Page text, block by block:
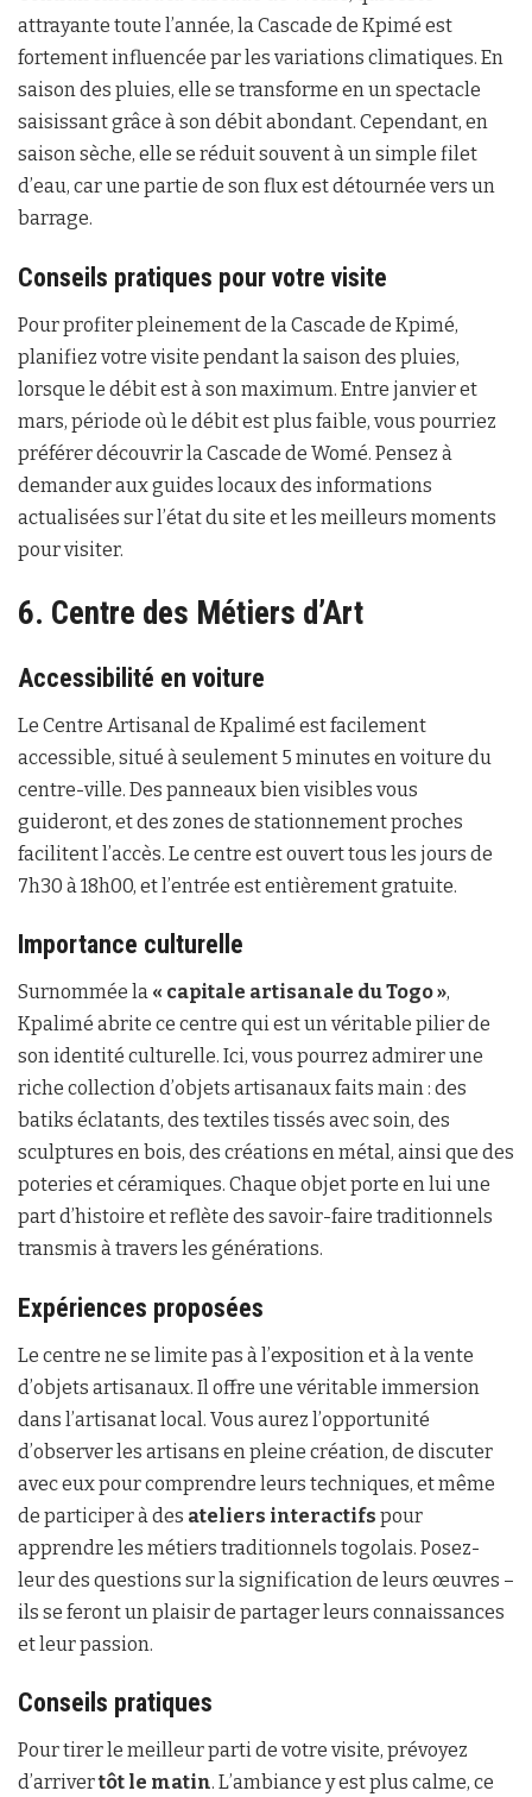
attrayante toute l’année, la Cascade de Kpimé est
fortement influencée par les variations climatiques. En
saison des pluies, elle se transforme en un spectacle
saisissant grâce à son débit abondant. Cependant, en
saison sèche, elle se réduit souvent à un simple filet
d’eau, car une partie de son flux est détournée vers un
barrage.
Conseils pratiques pour votre visite
Pour profiter pleinement de la Cascade de Kpimé,
planifiez votre visite pendant la saison des pluies,
lorsque le débit est à son maximum. Entre janvier et
mars, période où le débit est plus faible, vous pourriez
préférer découvrir la Cascade de Womé. Pensez à
demander aux guides locaux des informations
actualisées sur l’état du site et les meilleurs moments
pour visiter.
6. Centre des Métiers d’Art
Accessibilité en voiture
Le Centre Artisanal de Kpalimé est facilement
accessible, situé à seulement 5 minutes en voiture du
centre-ville. Des panneaux bien visibles vous
guideront, et des zones de stationnement proches
facilitent l’accès. Le centre est ouvert tous les jours de
7h30 à 18h00, et l’entrée est entièrement gratuite.
Importance culturelle
Surnommée la « capitale artisanale du Togo »,
Kpalimé abrite ce centre qui est un véritable pilier de
son identité culturelle. Ici, vous pourrez admirer une
riche collection d’objets artisanaux faits main : des
batiks éclatants, des textiles tissés avec soin, des
sculptures en bois, des créations en métal, ainsi que des
poteries et céramiques. Chaque objet porte en lui une
part d’histoire et reflète des savoir-faire traditionnels
transmis à travers les générations.
Expériences proposées
Le centre ne se limite pas à l’exposition et à la vente
d’objets artisanaux. Il offre une véritable immersion
dans l’artisanat local. Vous aurez l’opportunité
d’observer les artisans en pleine création, de discuter
avec eux pour comprendre leurs techniques, et même
de participer à des ateliers interactifs pour
apprendre les métiers traditionnels togolais. Posez-
leur des questions sur la signification de leurs œuvres –
ils se feront un plaisir de partager leurs connaissances
et leur passion.
Conseils pratiques
Pour tirer le meilleur parti de votre visite, prévoyez
d’arrivertôt le matin. L’ambiance y est plus calme, ce